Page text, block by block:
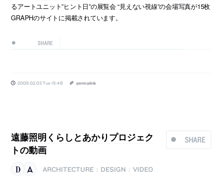
るアートユニット”ヒント日”の展覧会 “見えない視線”の会場写真が15枚
GRAPHのサイトに掲載されています。
SHARE
2009.02.03 Tue 15:48 permalink
SHARE
遠藤照明くらしとあかりプロジェク
トの動画
ARCHITECTURE DESIGN VIDEO